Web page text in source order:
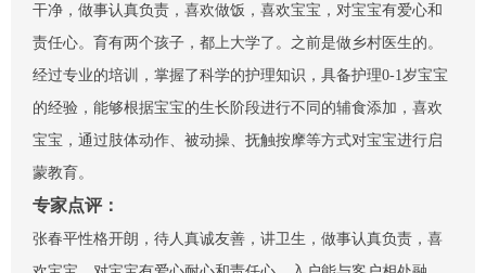
干净，做事认真负责，喜欢做饭，喜欢宝宝，对宝宝有爱心和
责任心。育有两个孩子，都上大学了。之前是做乡村医生的。
经过专业的培训，掌握了科学的护理知识，具备护理0-1岁宝宝
的经验，能够根据宝宝的生长阶段进行不同的辅食添加，喜欢
宝宝，通过肢体动作、被动操、抚触按摩等方式对宝宝进行启
蒙教育。
专家点评：
张春平性格开朗，待人真诚友善，讲卫生，做事认真负责，喜